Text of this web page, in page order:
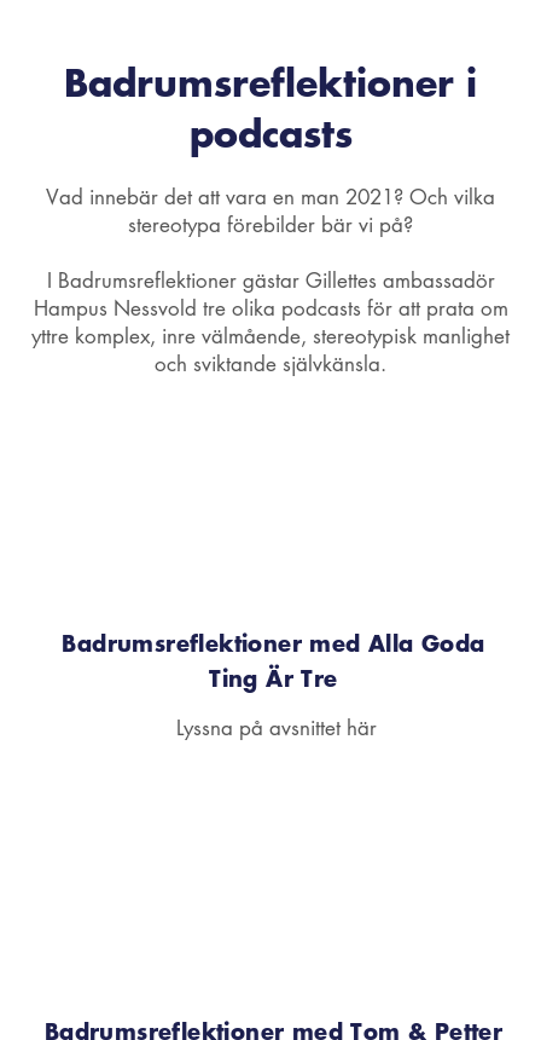
Badrumsreflektioner i
podcasts
Vad innebär det att vara en man 2021? Och vilka
stereotypa förebilder bär vi på?
I Badrumsreflektioner gästar Gillettes ambassadör
Hampus Nessvold tre olika podcasts för att prata om
yttre komplex, inre välmående, stereotypisk manlighet
och sviktande självkänsla.
Badrumsreflektioner med Alla Goda
Ting Är Tre
Lyssna på avsnittet här
Badrumsreflektioner med Tom & Petter